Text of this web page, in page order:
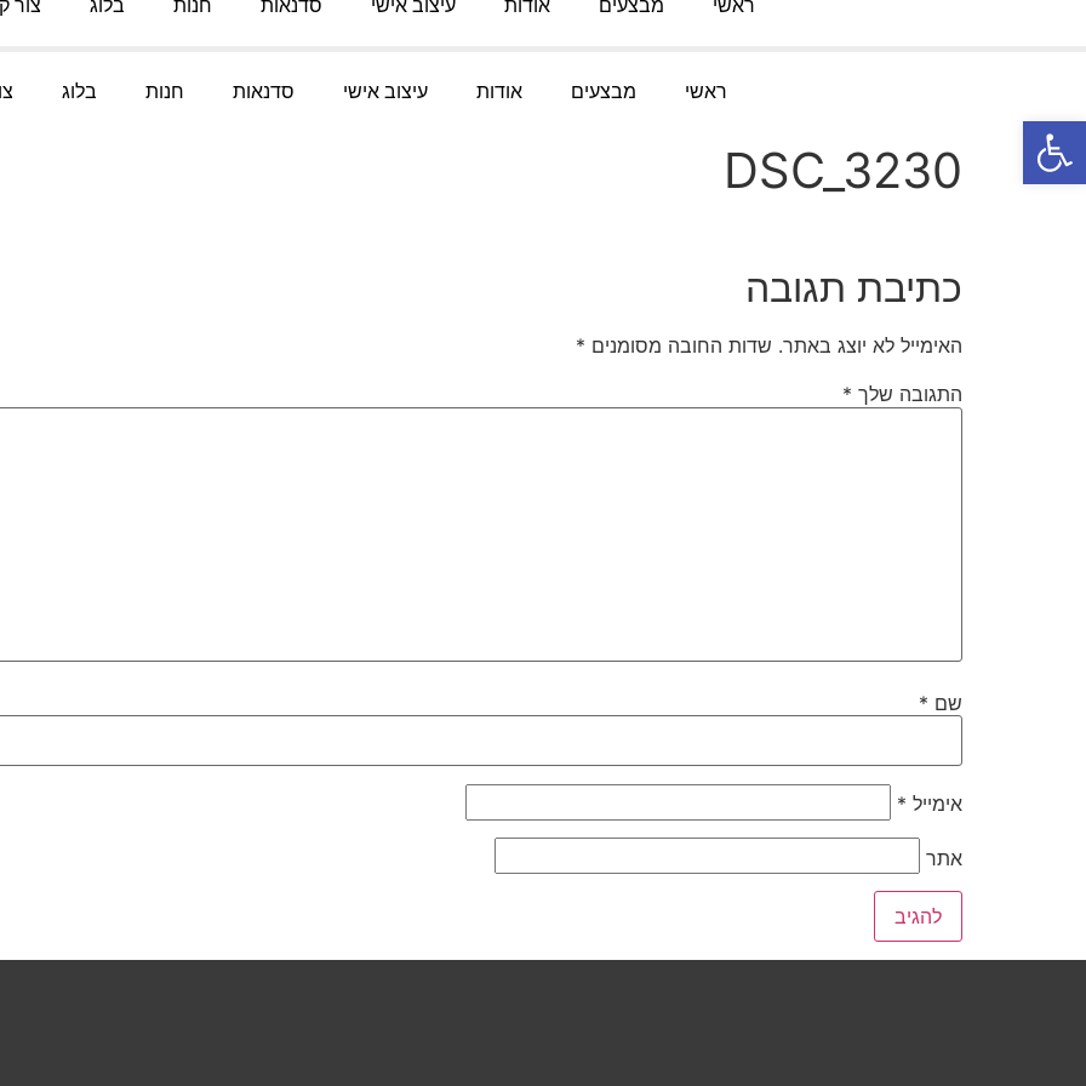
ראשי מבצעים אודות עיצוב אישי סדנאות חנות בלוג צור
ראשי מבצעים אודות עיצוב אישי סדנאות חנות בלוג
DSC_3230
כתיבת תגובה
האימייל לא יוצג באתר. שדות החובה מסומנים *
התגובה שלך *
שם *
אימייל *
אתר
פתח סרגל נגישות